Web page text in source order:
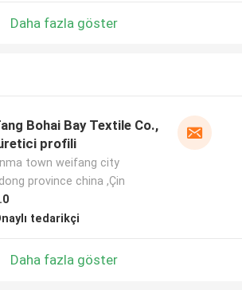
Daha fazla göster
Bohai Bay Textile Co.,
profili
town weifang city
province china ,Çin
tedarikçi
Daha fazla göster